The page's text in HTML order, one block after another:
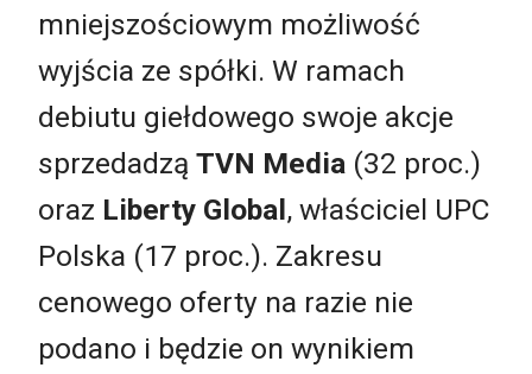
mniejszościowym możliwość
wyjścia ze spółki. W ramach
debiutu giełdowego swoje akcje
sprzedadzą TVN Media (32 proc.)
oraz Liberty Global, właściciel UPC
Polska (17 proc.). Zakresu
cenowego oferty na razie nie
podano i będzie on wynikiem